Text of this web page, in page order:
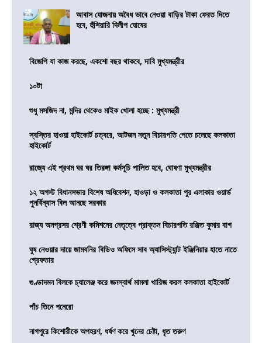
আবাস যোজনায় অবৈধ ভাবে নেওয়া বাড়ির টাকা ফেরত দিতে
হবে, হুঁশিয়ারি দিলীপ ঘোষের
বিজেপি যা কাজ করছে, একশো বছর থাকবে, দাবি মুখ্যমন্ত্রীর
১০টা
শুধু মসজিদ না, মন্দির থেকেও মাইক খোলা হচ্ছে : মুখ্যমন্ত্রী
স্বস্তির হাওয়া হাইকোর্ট চত্বরে, আটজন নতুন বিচারপতি পেতে চলেছে কলকাতা
হাইকোর্ট
রাজ্যে এই প্রথম ঘর ঘর তিরঙ্গা কর্মসূচি পালিত হবে, ঘোষণা মুখ্যমন্ত্রীর
১২ অগস্ট বিধানসভার বিশেষ অধিবেশন, হাওড়া ও কলকাতা পুর এলাকার ওয়ার্ড
পুনর্বিন্যাস বিল আনছে সরকার
রাজ্য অনগ্রসর শ্রেণী কমিশনের নেতৃত্বে প্রাক্তন বিচারপতি রঞ্জিত কুমার বাগ
ঘুষ নেওয়ার দায়ে জামবনির বিডিও অফিসে সাব অ্যাসিস্ট্যান্ট ইঞ্জিনিয়ার হাতে নাতে
গ্রেফতার
গুণ্ডাদমন বিলকে চ্যালেঞ্জ করে জনস্বার্থ মামলা খারিজ করল কলকাতা হাইকোর্ট
পাঁচ তিনে পনেরো
নাগপুরে কিশোরীকে অপহরণ, ধর্ষণ করে খুনের চেষ্টা, ধৃত তরুণ